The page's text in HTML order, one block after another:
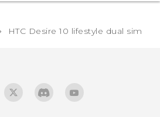
HTC Desire 10 lifestyle dual sim‎